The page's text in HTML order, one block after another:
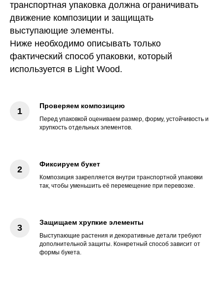
транспортная упаковка должна ограничивать
движение композиции и защищать
выступающие элементы.
Ниже необходимо описывать только
фактический способ упаковки, который
используется в Light Wood.
Проверяем композицию
Перед упаковкой оцениваем размер, форму, устойчивость и
хрупкость отдельных элементов.
Фиксируем букет
Композиция закрепляется внутри транспортной упаковки
так, чтобы уменьшить её перемещение при перевозке.
Защищаем хрупкие элементы
Выступающие растения и декоративные детали требуют
дополнительной защиты. Конкретный способ зависит от
формы букета.